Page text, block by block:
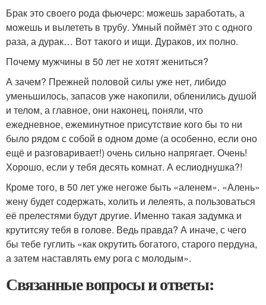
Брак это своего рода фьючерс: можешь заработать, а
можешь и вылететь в трубу. Умный поймёт это с одного
раза, а дурак… Вот такого и ищи. Дураков, их полно.
Почему мужчины в 50 лет не хотят жениться?
А зачем? Прежней половой силы уже нет, либидо
уменьшилось, запасов уже накопили, обленились душой
и телом, а главное, они наконец, поняли, что
ежедневное, ежеминутное присутствие кого бы то ни
было рядом с собой в одном доме (а особенно, если оно
ещё и разговаривает!) очень сильно напрягает. Очень!
Хорошо, если у тебя десять комнат. А еслиоднушка?!
Кроме того, в 50 лет уже негоже быть «аленем». «Алень»
жену будет содержать, холить и лелеять, а пользоваться
её прелестями будут другие. Именно такая задумка и
крутитсяу тебя в голове. Ведь правда? А иначе, с чего
бы тебе гуглить «как окрутить богатого, старого пердуна,
а затем наставлять ему рога с молодым».
Связанные вопросы и ответы: